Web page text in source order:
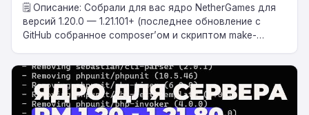
🗒 Описание: Собрали для вас ядро NetherGames для
версий 1.20.0 — 1.21.101+ (последнее обновление с
GitHub собранное composer’ом и скриптом make-
Ядро
PocketMine-
MP